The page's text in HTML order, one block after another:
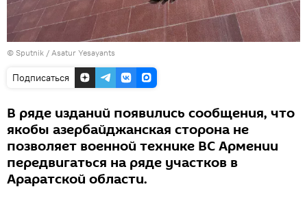
© Sputnik / Asatur Yesayants
Подписаться
В ряде изданий появились сообщения, что
якобы азербайджанская сторона не
позволяет военной технике ВС Армении
передвигаться на ряде участков в
Араратской области.